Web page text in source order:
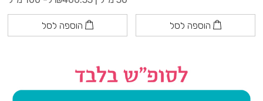
הוספה לסל הוספה לסל